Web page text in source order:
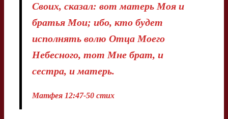
Своих, сказал: вот матерь Моя и
братья Мои; ибо, кто будет
исполнять волю Отца Моего
Небесного, тот Мне брат, и
сестра, и матерь.
Матфея 12:47-50 стих